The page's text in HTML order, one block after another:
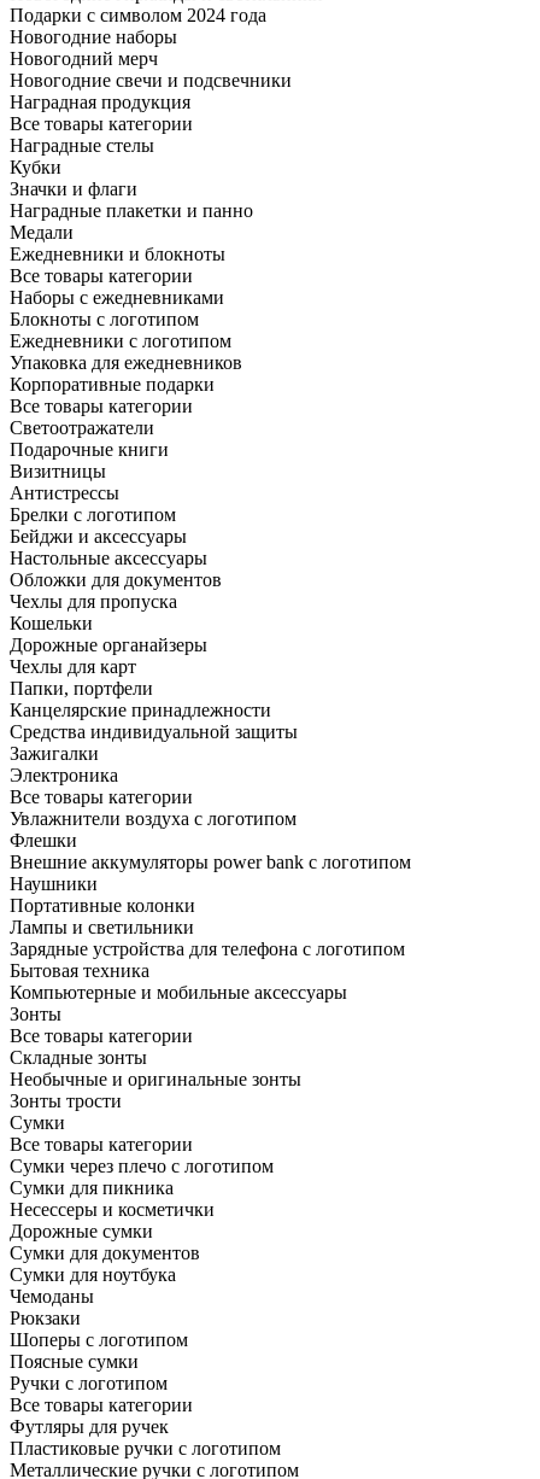
Подарки с символом 2024 года
Новогодние наборы
Новогодний мерч
Новогодние свечи и подсвечники
Наградная продукция
Все товары категории
Наградные стелы
Кубки
Значки и флаги
Наградные плакетки и панно
Медали
Ежедневники и блокноты
Все товары категории
Наборы с ежедневниками
Блокноты с логотипом
Ежедневники с логотипом
Упаковка для ежедневников
Корпоративные подарки
Все товары категории
Светоотражатели
Подарочные книги
Визитницы
Антистрессы
Брелки с логотипом
Бейджи и аксессуары
Настольные аксессуары
Обложки для документов
Чехлы для пропуска
Кошельки
Дорожные органайзеры
Чехлы для карт
Папки, портфели
Канцелярские принадлежности
Средства индивидуальной защиты
Зажигалки
Электроника
Все товары категории
Увлажнители воздуха с логотипом
Флешки
Внешние аккумуляторы power bank с логотипом
Наушники
Портативные колонки
Лампы и светильники
Зарядные устройства для телефона с логотипом
Бытовая техника
Компьютерные и мобильные аксессуары
Зонты
Все товары категории
Складные зонты
Необычные и оригинальные зонты
Зонты трости
Сумки
Все товары категории
Сумки через плечо с логотипом
Сумки для пикника
Несессеры и косметички
Дорожные сумки
Сумки для документов
Сумки для ноутбука
Чемоданы
Рюкзаки
Шоперы с логотипом
Поясные сумки
Ручки с логотипом
Все товары категории
Футляры для ручек
Пластиковые ручки с логотипом
Металлические ручки с логотипом